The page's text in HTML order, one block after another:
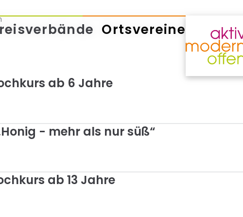
Ortsvereine
ab 6 Jahre
​-​ mehr als nur süß“
ab 13 Jahre